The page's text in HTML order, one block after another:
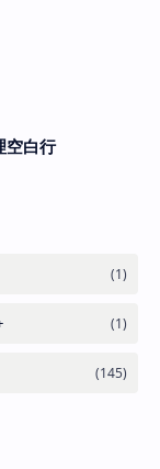
空白行